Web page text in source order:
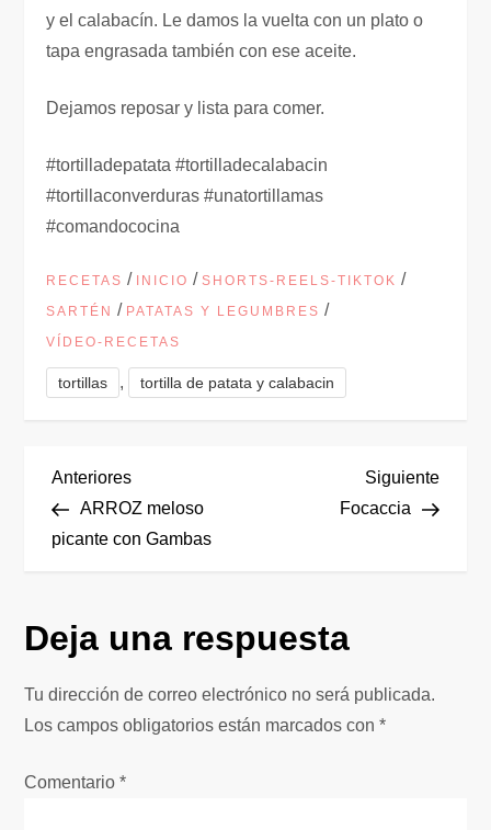
y el calabacín. Le damos la vuelta con un plato o
tapa engrasada también con ese aceite.
Dejamos reposar y lista para comer.
#tortilladepatata #tortilladecalabacin
#tortillaconverduras #unatortillamas
#comandococina
RECETAS / INICIO /SHORTS-REELS-TIKTOK /
SARTÉN / PATATAS Y LEGUMBRES /
VÍDEO-RECETAS
tortillas , tortilla de patata y calabacin
N
a
e
g
a
c
Entrada
anterior
Anteriores
ARROZ meloso
picante con Gambas
Siguiente
Focaccia
Deja una respuesta
Tu dirección de correo electrónico no será publicada.
Los campos obligatorios están marcados con*
Comentario*